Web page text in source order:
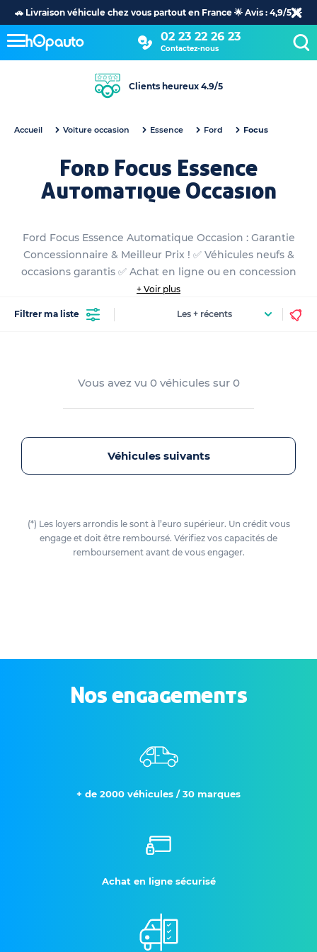
🚗 Livraison véhicule chez vous partout en France 🌟 Avis : 4,9/5 🌟
02 23 22 26 23
Contactez-nous
Clients heureux 4.9/5
Accueil Voiture occasion Essence Ford Focus
Ford Focus Essence
Automatique Occasion
Ford Focus Essence Automatique Occasion : Garantie
Concessionnaire & Meilleur Prix ! ✅ Véhicules neufs &
occasions garantis ✅ Achat en ligne ou en concession
+ Voir plus
Filtrer ma liste
Vous avez vu 0 véhicules sur 0
Véhicules suivants
(*) Les loyers arrondis le sont à l’euro supérieur. Un crédit vous
engage et doit être remboursé. Vérifiez vos capacités de
remboursement avant de vous engager.
Nos engagements
+ de 2000 véhicules / 30 marques
Achat en ligne sécurisé